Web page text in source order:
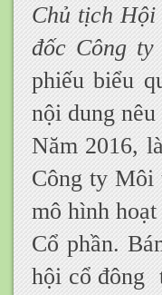
Chủ tịch Hội
đốc Công ty
phiếu biểu
nội dung nêu
Năm 2016,
Công ty Môi
mô hình
Cổ phần.
hội cổ đông